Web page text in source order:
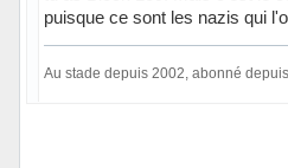
puisque ce sont les nazis qui
Au stade depuis 2002, abonné